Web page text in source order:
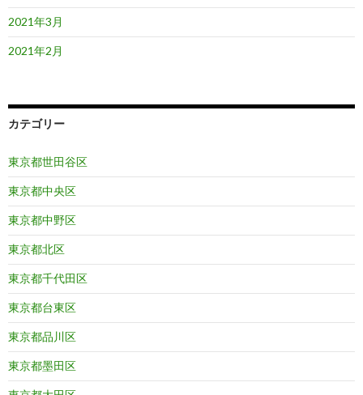
2021年3月
2021年2月
カテゴリー
東京都世田谷区
東京都中央区
東京都中野区
東京都北区
東京都千代田区
東京都台東区
東京都品川区
東京都墨田区